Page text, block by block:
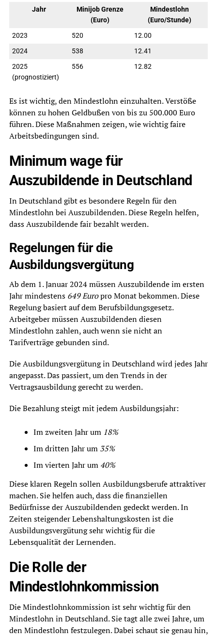
Jahr
Minijob Grenze
(Euro)
Mindestlohn
(Euro/Stunde)
2023
520
12.00
2024
538
12.41
2025
(prognostiziert)
556 12.82
Es ist wichtig, den Mindestlohn einzuhalten. Verstöße
können zu hohen Geldbußen von bis zu 500.000 Euro
führen. Diese Maßnahmen zeigen, wie wichtig faire
Arbeitsbedingungen sind.
Minimum wage für
Auszubildende in Deutschland
In Deutschland gibt es besondere Regeln für den
Mindestlohn bei Auszubildenden. Diese Regeln helfen,
dass Auszubildende fair bezahlt werden.
Regelungen für die
Ausbildungsvergütung
Ab dem 1. Januar 2024 müssen Auszubildende im ersten
Jahr mindestens 649 Europro Monat bekommen. Diese
Regelung basiert auf dem Berufsbildungsgesetz.
Arbeitgeber müssen Auszubildenden diesen
Mindestlohn zahlen, auch wenn sie nicht an
Tarifverträge gebunden sind.
Die Ausbildungsvergütung in Deutschland wird jedes Jahr
angepasst. Das passiert, um den Trends in der
Vertragsausbildung gerecht zu werden.
Die Bezahlung steigt mit jedem Ausbildungsjahr:
Im zweiten Jahr um 18%
Im dritten Jahr um 35%
Im vierten Jahr um 40%
Diese klaren Regeln sollen Ausbildungsberufe attraktiver
machen. Sie helfen auch, dass die finanziellen
Bedürfnisse der Auszubildenden gedeckt werden. In
Zeiten steigender Lebenshaltungskosten ist die
Ausbildungsvergütung sehr wichtig für die
Lebensqualität der Lernenden.
Die Rolle der
Mindestlohnkommission
Die Mindestlohnkommission ist sehr wichtig für den
Mindestlohn in Deutschland. Sie tagt alle zwei Jahre, um
den Mindestlohn festzulegen. Dabei schaut sie genau hin,